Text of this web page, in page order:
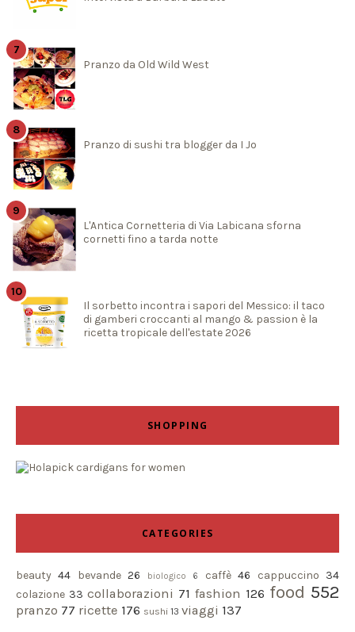
Pranzo da Old Wild West
Pranzo di sushi tra blogger da I Jo
L'Antica Cornetteria di Via Labicana sforna
cornetti fino a tarda notte
Il sorbetto incontra i sapori del Messico: il taco
di gamberi croccanti al mango & passion è la
ricetta tropicale dell'estate 2026
SHOPPING
CATEGORIES
beauty 44 bevande 26 biologico 6 caffè 46 cappuccino 34
colazione 33 collaborazioni 71 fashion 126 food 552
pranzo 77 ricette 176 sushi 13 viaggi 137